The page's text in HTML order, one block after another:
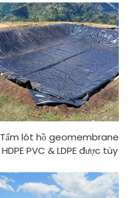
Lối vào nhựa Geocell lát
sỏi Xây dựng đường
Tấm lót hồ geomembrane
HDPE PVC & LDPE được tùy
Nhựa bồn nước Thủy sản
Nuôi cá Nông trại